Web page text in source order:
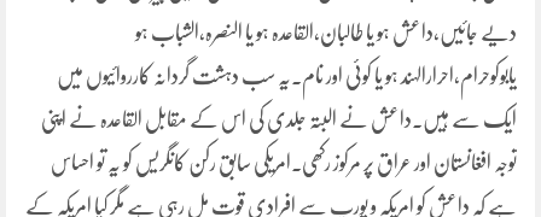
دیے جائیں،داعش ہو یا طالبان،القاعدہ ہو یا النصرہ،الشباب ہو
یابوکوحرام،احرارالہند ہو یا کوئی اور نام۔یہ سب دہشت گردانہ کارروائیوں میں
ایک سے ہیں۔داعش نے البتہ جلدی کی اس کے مقابل القاعدہ نے اپنی
توجہ افغانستان اور عراق پر مرکوز رکھی۔امریکی سابق رکن کانگریس کو یہ تو احساس
ہے کہ داعش کو امریکہ و یورپ سے افرادی قوت مل رہی ہے مگر کیا امریکہ کے